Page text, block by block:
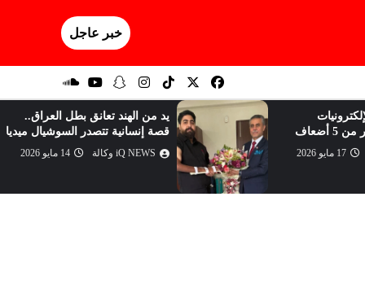
خبر عاجل
أضعاف
17 مايو 2026
يد من الهند تعانق بطل العراق..
قصة إنسانية تتصدر السوشيال ميديا
iQ NEWS وكالة 14 مايو 2026